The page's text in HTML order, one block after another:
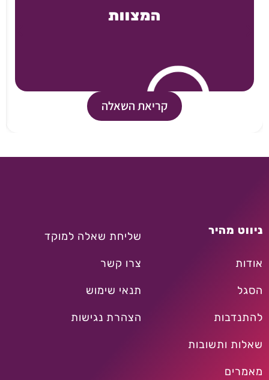
המצוות
קריאת השאלה
ניווט מהיר
אודות
הסגל
להתנדבות
שאלות ותשובות
מאמרים
שליחת שאלה למוקד
צרו קשר
תנאי שימוש
הצהרת נגישות